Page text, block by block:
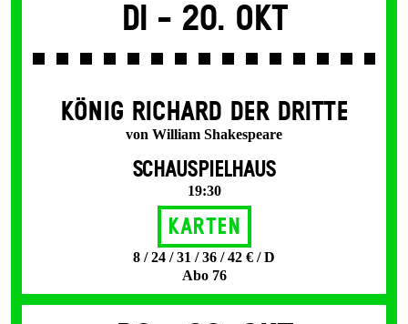
Di - 20. Okt
KÖNIG RICHARD DER DRITTE
von William Shakespeare
SCHAUSPIELHAUS
19:30
Karten
8 / 24 / 31 / 36 / 42 € / D
Abo 76